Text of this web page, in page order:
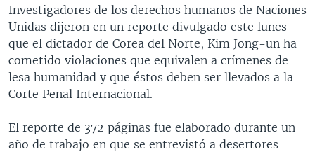
FORO [RADIO]
DEPORTIVO INTERNACIONAL
NOTA ECONÓMICA
ENTRETENIMIENTO
Idiomas
Investigadores de los derechos humanos de Naciones
Unidas dijeron en un reporte divulgado este lunes
que el dictador de Corea del Norte, Kim Jong-un ha
cometido violaciones que equivalen a crímenes de
lesa humanidad y que éstos deben ser llevados a la
Corte Penal Internacional.
El reporte de 372 páginas fue elaborado durante un
año de trabajo en que se entrevistó a desertores